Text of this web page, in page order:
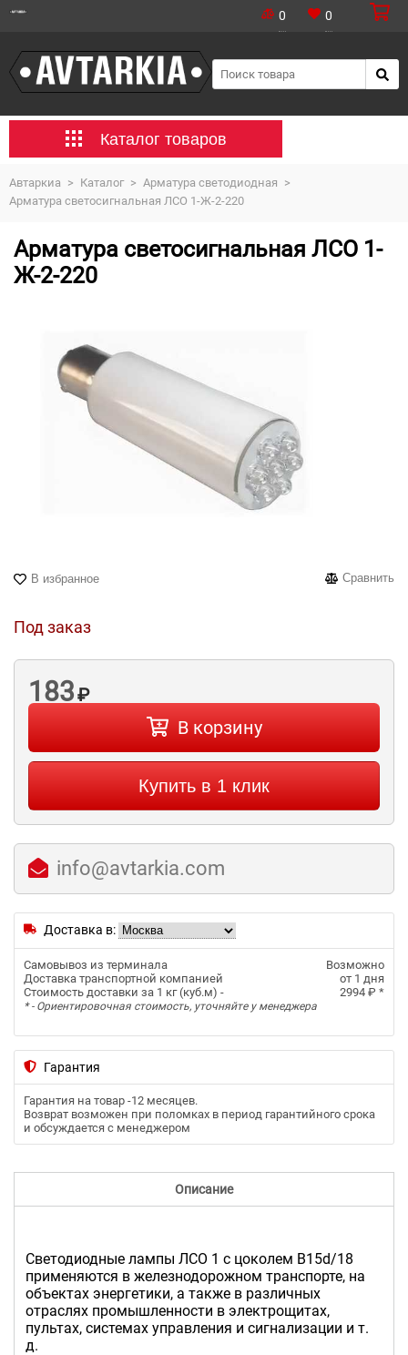
0 0
Каталог товаров
Автаркиа > Каталог > Арматура светодиодная >
Арматура светосигнальная ЛСО 1-Ж-2-220
Арматура светосигнальная ЛСО 1-
Ж-2-220
В избранное Сравнить
Под заказ
183₽
В корзину
Купить в 1 клик
info@avtarkia.com
Доставка в:
Самовывоз из терминала
Возможно
Доставка транспортной компанией
от 1 дня
Стоимость доставки за 1 кг (куб.м) -
2994 ₽ *
* - Ориентировочная стоимость, уточняйте у менеджера
Гарантия
Гарантия на товар -12 месяцев.
Возврат возможен при поломках в период гарантийного срока
и обсуждается с менеджером
Описание
Светодиодные лампы ЛСО 1 с цоколем B15d/18
применяются в железнодорожном транспорте, на
объектах энергетики, а также в различных
отраслях промышленности в электрощитах,
пультах, системах управления и сигнализации и т.
д.